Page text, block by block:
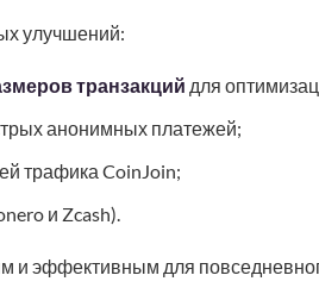
улучшений:
транзакций для
анонимных платежей;
трафика CoinJoin;
и Zcash).
и эффективным для